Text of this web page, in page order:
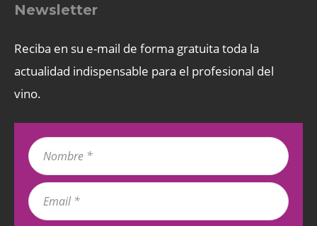
Newsletter
Reciba en su e-mail de forma gratuita toda la
actualidad indispensable para el profesional del
vino.